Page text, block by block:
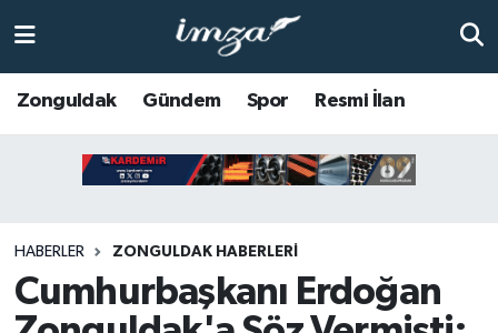
Zonguldak Gündem Spor Resmi İlan
HABERLER ZONGULDAK HABERLERI
Cumhurbaşkanı Erdoğan
Anasayfa
KOZLU
KİLİMLİ
Zonguldak Hava Durumu
Süper Lig Puan Durumu ve Fikstür
Tüm Manşetler